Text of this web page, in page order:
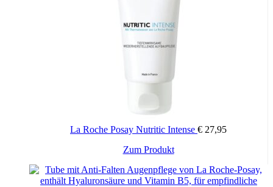
La Roche Posay Nutritic Intense € 27,95
Zum Produkt